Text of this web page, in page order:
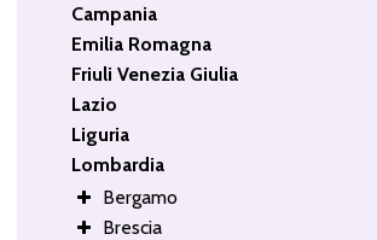
Campania
Emilia Romagna
Friuli Venezia Giulia
Lazio
Liguria
Lombardia
Bergamo
Brescia